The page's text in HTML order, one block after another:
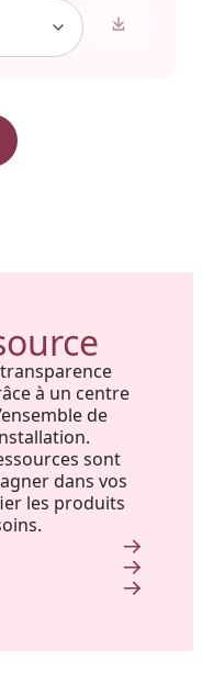
transparence
à un centre
de
sont
dans vos
les produits